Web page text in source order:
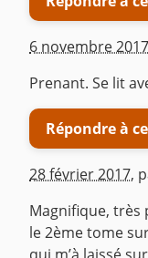
6 novembre 2017
Prenant. Se lit
Répondre à
28 février 2017,
Magnifique, très
le 2ème tome